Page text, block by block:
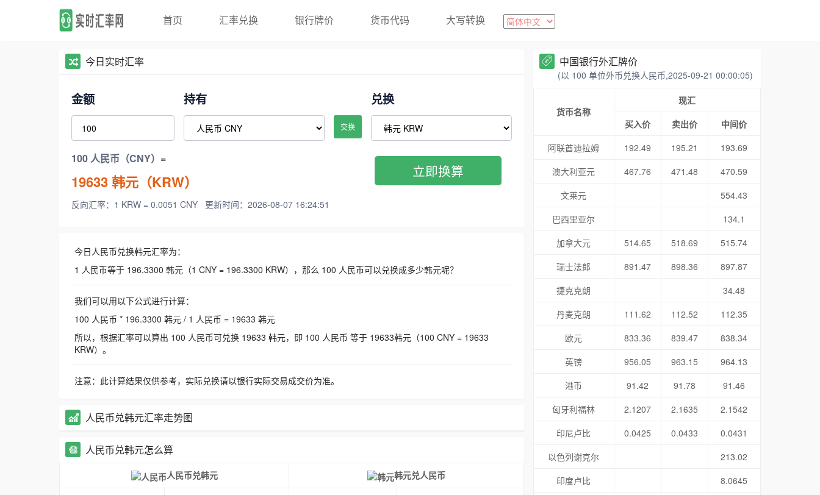
首页 汇率兑换 银行牌价 货币代码 大写转换
今日实时汇率
金额 持有
交换
兑换
100 人民币（CNY）=
19633韩元（KRW）
反向汇率：1 KRW = 0.0051 CNY 更新时间：2026-08-07 16:24:51
立即换算
今日人民币兑换韩元汇率为：
1 人民币等于 196.3300 韩元（1 CNY = 196.3300 KRW），那么 100 人民币可以兑换成多少韩元呢？
我们可以用以下公式进行计算：
100 人民币 * 196.3300 韩元 / 1 人民币 = 19633 韩元
所以，根据汇率可以算出 100 人民币可兑换 19633 韩元，即 100 人民币 等于 19633韩元（100 CNY = 19633
KRW）。
注意：此计算结果仅供参考，实际兑换请以银行实际交易成交价为准。
人民币兑韩元汇率走势图
人民币兑韩元怎么算
人民币兑韩元 韩元兑人民币
中国银行外汇牌价
(以 100 单位外币兑换人民币,2025-09-21 00:00:05)
货币名称
现汇
买入价
卖出价
中间价
阿联酋迪拉姆
192.49 195.21
193.69
澳大利亚元
467.76 471.48
470.59
文莱元
554.43
巴西里亚尔
134.1
加拿大元
514.65 518.69
515.74
瑞士法郎
891.47 898.36
897.87
捷克克朗
34.48
丹麦克朗
111.62 112.52
112.35
欧元
833.36 839.47
838.34
英镑
956.05 963.15
964.13
港币
91.42 91.78
91.46
匈牙利福林
2.1207 2.1635
2.1542
印尼卢比
0.0425 0.0433
0.0431
以色列谢克尔
213.02
印度卢比
8.0645